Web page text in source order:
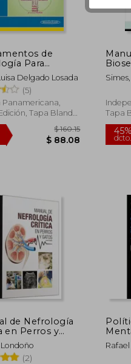
$ 30.69
de
Para
Sociales y de
+ Versión
Delgado Losada
(5)
Panamericana,
Tapa Blanda,
45%
Simes,
Tapa
de Nefrología
en Perros y
(2)